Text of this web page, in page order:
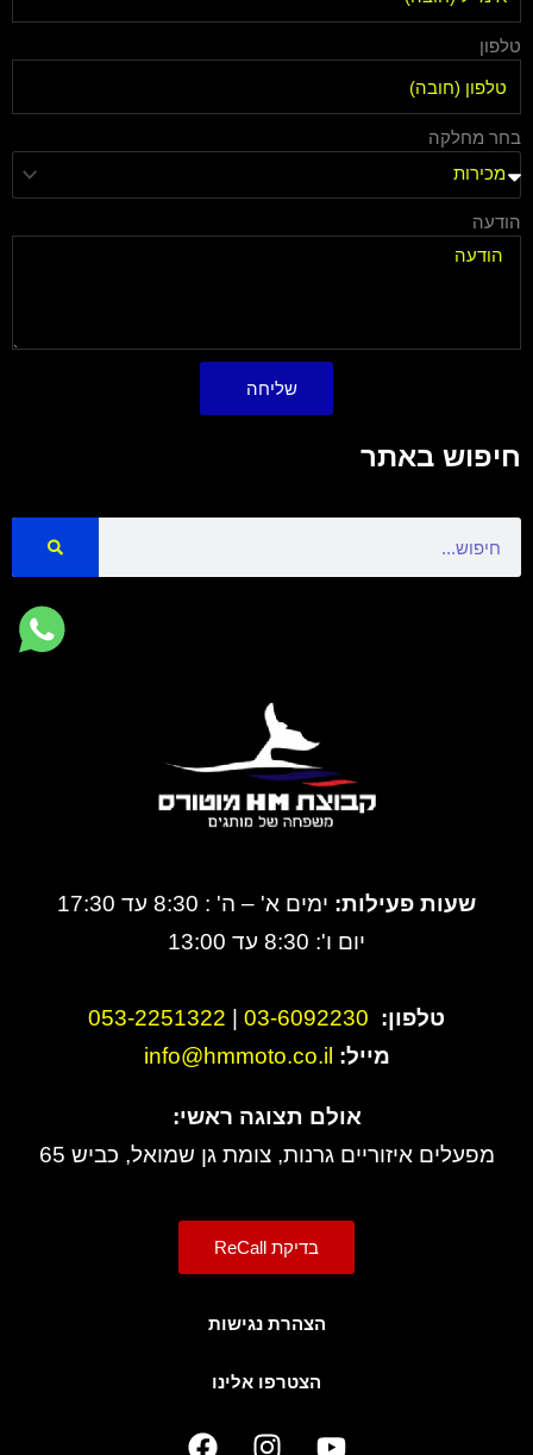
טלפון
בחר מחלקה
הודעה
שליחה
חיפוש באתר
שעות פעילות: ימים א' – ה' : 8:30 עד 17:30
יום ו': 8:30 עד 13:00
טלפון: 03-6092230
053-2251322
מייל: info@hmmoto.co.il
אולם תצוגה ראשי:
מפעלים איזוריים גרנות, צומת גן שמואל, כביש 65
בדיקת ReCall
הצהרת נגישות
הצטרפו אלינו
Y
I
F